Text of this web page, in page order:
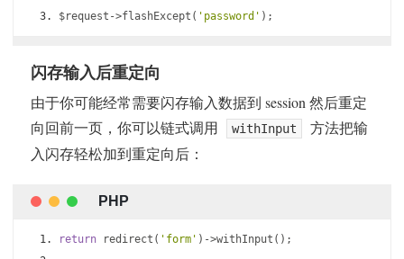
$request ->flashExcept ( 'password' );
闪存输入后重定向
由于你可能经常需要闪存输入数据到 session 然后重定
向回前一页，你可以链式调用
withInput
方法把输
入闪存轻松加到重定向后：
return redirect ( 'form' )->withInput ();